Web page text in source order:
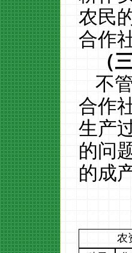
农民
合作
（
不
合作
生产
的问
的成
农